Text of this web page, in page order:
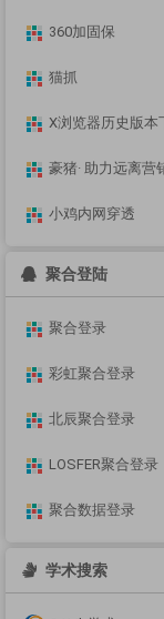
360加固保
猫抓
X浏览器历史版本
豪猪· 助力远离营
小鸡内网穿透
聚合登陆
聚合登录
彩虹聚合登录
北辰聚合登录
LOSFER聚合登录
聚合数据登录
学术搜索